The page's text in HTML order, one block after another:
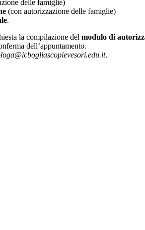
delle famiglie)
(con autorizzazione delle famiglie)
.
la compilazione del modulo di
dell’appuntamento.
.